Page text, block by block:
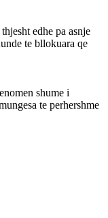
thjesht edhe pa asnje
te bllokuara qe
shume i
te perhershme